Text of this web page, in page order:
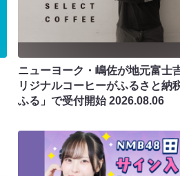
ニューヨーク・嶋佐が地元富士
リジナルコーヒーがふるさと納
ふる」で受付開始2026.08.06